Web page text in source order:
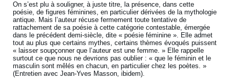
On s’est plu à souligner, à juste titre, la présence, dans cette
poésie, de figures féminines, en particulier dérivées de la mythologie
antique. Mais l’auteur récuse fermement toute tentative de
rattachement de sa poésie à cette catégorie contestable, émergée
dans le précédent demi-siècle, dite « poésie féminine ». Elle admet
tout au plus que certains mythes, certains thèmes évoqués puissent
« laisser soupçonner que l’auteur est une femme. » Elle rappelle
surtout ce que nous ne devrions pas oublier : « que le féminin et le
masculin sont mêlés en chacun, en particulier chez les poètes. »
(Entretien avec Jean-Yves Masson, ibidem).